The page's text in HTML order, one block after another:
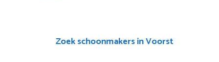
Zoek schoonmakers in Voorst